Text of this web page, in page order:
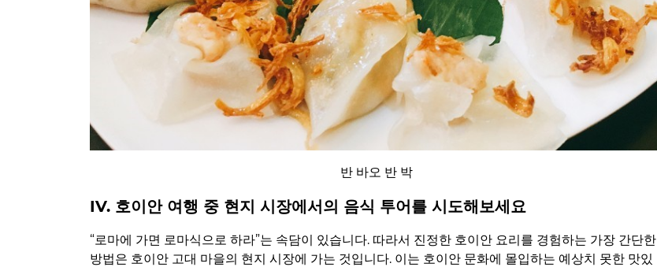
반 바오 반 박
IV. 호이안 여행 중 현지 시장에서의 음식 투어를 시도해보세요
“로마에 가면 로마식으로 하라”는 속담이 있습니다. 따라서 진정한 호이안 요리를 경험하는 가장 간단한
방법은 호이안 고대 마을의 현지 시장에 가는 것입니다. 이는 호이안 문화에 몰입하는 예상치 못한 맛있